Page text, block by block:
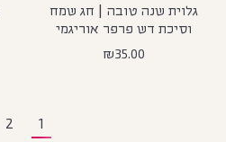
גלוית שנה טובה | חג שמח
וסיכת דש פרפר אוריגמי
₪35.00
1
2